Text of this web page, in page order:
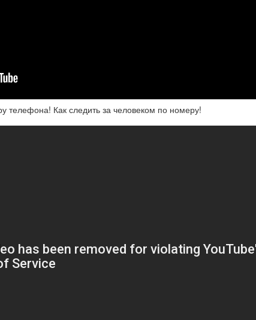
телефона! Как следить за человеком по номеру!